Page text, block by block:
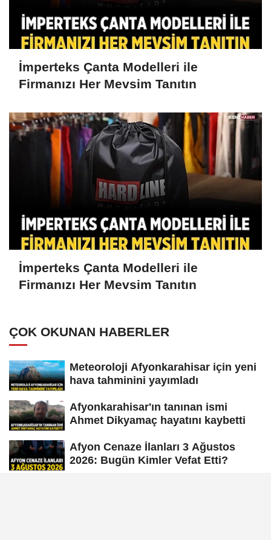
İmperteks Çanta Modelleri ile
Firmanızı Her Mevsim Tanıtın
İmperteks Çanta Modelleri ile
Firmanızı Her Mevsim Tanıtın
ÇOK OKUNAN HABERLER
Meteoroloji Afyonkarahisar için yeni
hava tahminini yayımladı
Afyonkarahisar'ın tanınan ismi
Ahmet Dikyamaç hayatını kaybetti
Afyon Cenaze İlanları 3 Ağustos
2026: Bugün Kimler Vefat Etti?